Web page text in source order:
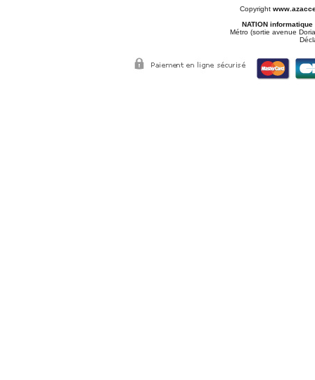
Copyright
NATION informatique
Métro (sortie avenue